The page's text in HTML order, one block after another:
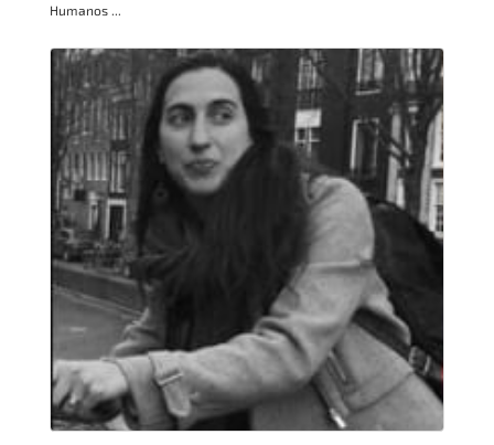
Humanos ...